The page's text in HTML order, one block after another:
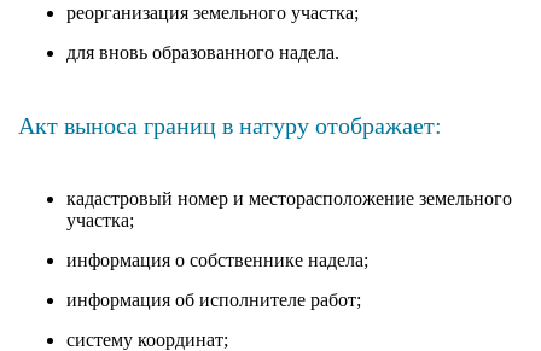
реорганизация земельного участка;
для вновь образованного надела.
Акт выноса границ в натуру отображает:
кадастровый номер и месторасположение земельного
участка;
информация о собственнике надела;
информация об исполнителе работ;
систему координат;